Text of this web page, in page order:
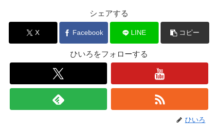
シェアする
X Facebook LINE コピー
ひいろをフォローする
ひいろ